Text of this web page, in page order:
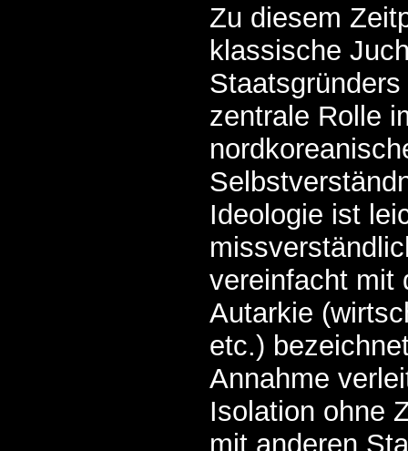
Zu diesem
klassische
zentrale Rolle
Ideologie ist
vereinfacht mit
Autarkie
etc.)
Annahme
Isolation ohne
mit anderen